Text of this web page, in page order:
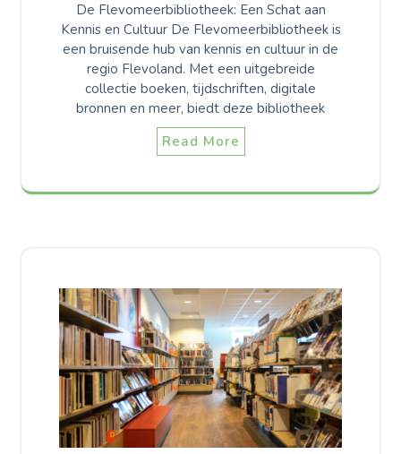
De Flevomeerbibliotheek: Een Schat aan
Kennis en Cultuur De Flevomeerbibliotheek is
een bruisende hub van kennis en cultuur in de
regio Flevoland. Met een uitgebreide
collectie boeken, tijdschriften, digitale
bronnen en meer, biedt deze bibliotheek
Read More